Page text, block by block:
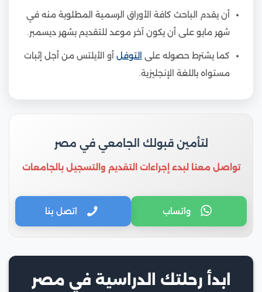
أن يقدم الباحث كافة الأوراق الرسمية المطلوبة منه في
شهر مايو على أن يكون آخر موعد للتقديم بشهر ديسمبر.
كما يشترط حصوله على التوفل أو الأيلتس من أجل إثبات
مستواه باللغة الإنجليزية.
لتأمين قبولك الجامعي في مصر
تواصل معنا لبدء إجراءات التقديم والتسجيل بالجامعات
واتساب اتصل بنا
ابدأ رحلتك الدراسية في مصر